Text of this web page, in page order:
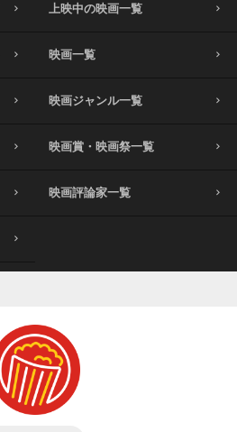
上映中の映画一覧
映画一覧
映画ジャンル一覧
映画賞・映画祭一覧
映画評論家一覧